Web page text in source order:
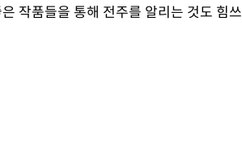
작품들을 통해 전주를 알리는 것도 힘쓰